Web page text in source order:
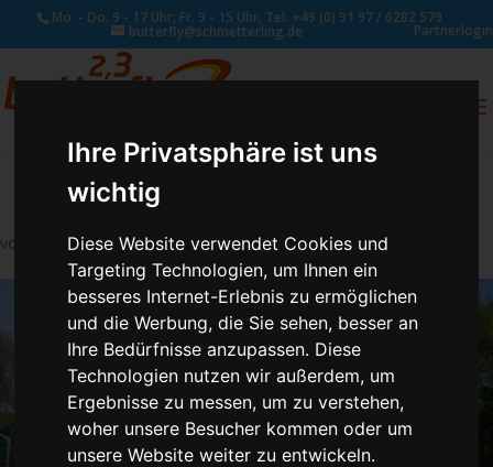
Ihre Privatsphäre ist uns
wichtig
Diese Website verwendet Cookies und
Targeting Technologien, um Ihnen ein
besseres Internet-Erlebnis zu ermöglichen
und die Werbung, die Sie sehen, besser an
Ihre Bedürfnisse anzupassen. Diese
Technologien nutzen wir außerdem, um
Ergebnisse zu messen, um zu verstehen,
woher unsere Besucher kommen oder um
unsere Website weiter zu entwickeln.
Mo. - Do. 9 - 17 Uhr, Fr. 9 - 15 Uhr, Tel. +49 (0) 91 97 / 6282 579
butterfly@schmetterling.de Partnerlogin
von Susan Naumann|Mai 26, 2021